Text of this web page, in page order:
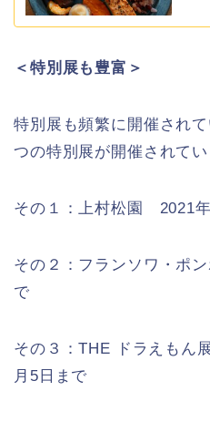
＜特別展も豊富＞
特別展も頻繁に開催され
つの特別展が開催されてい
その１：上村松園 2021
その２：フランソワ・ポ
で
その３：THE ドラえも
月5日まで